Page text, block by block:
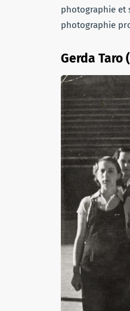
photographie et
photographie
Gerda Taro